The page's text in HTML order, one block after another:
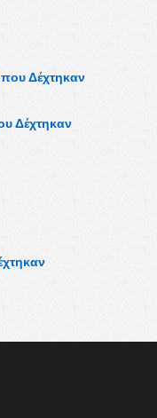
που Δέχτηκαν
Δέχτηκαν